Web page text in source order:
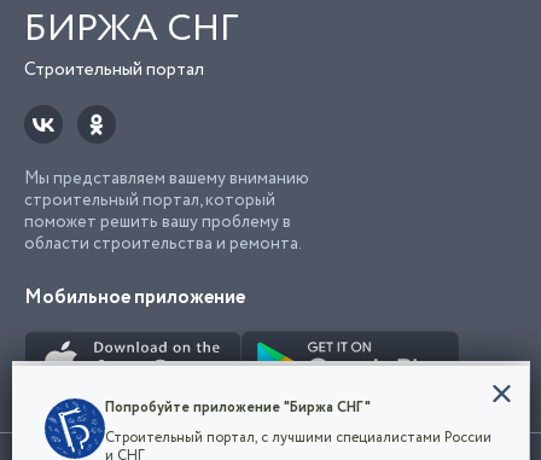
БИРЖА СНГ
Строительный портал
Мы представляем вашему вниманию
строительный портал, который
поможет решить вашу проблему в
области строительства и ремонта.
Мобильное приложение
Использование сайта, в том числе подача объявлений, означает
Конфиденциальность
Мы используем файлы cookie, чтобы сделать
наш сайт удобным для каждого
Попробуйте приложение "Биржа СНГ"
Строительный портал, с лучшими специалистами России